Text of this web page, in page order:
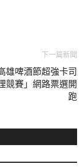
下一篇新聞
雄啤酒節超強卡司
競賽」網路票選開
跑